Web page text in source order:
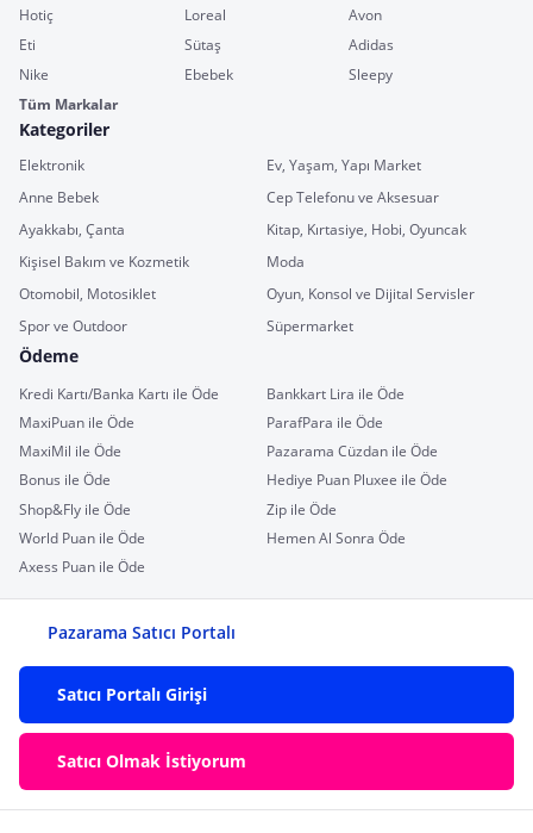
Hotiç
Loreal
Avon
Eti
Sütaş
Adidas
Nike
Ebebek
Sleepy
Tüm Markalar
Kategoriler
Elektronik
Ev, Yaşam, Yapı Market
Anne Bebek
Cep Telefonu ve Aksesuar
Ayakkabı, Çanta
Kitap, Kırtasiye, Hobi, Oyuncak
Kişisel Bakım ve Kozmetik
Moda
Otomobil, Motosiklet
Oyun, Konsol ve Dijital Servisler
Spor ve Outdoor
Süpermarket
Ödeme
Kredi Kartı/Banka Kartı ile Öde
Bankkart Lira ile Öde
MaxiPuan ile Öde
ParafPara ile Öde
MaxiMil ile Öde
Pazarama Cüzdan ile Öde
Bonus ile Öde
Hediye Puan Pluxee ile Öde
Shop&Fly ile Öde
Zip ile Öde
World Puan ile Öde
Hemen Al Sonra Öde
Axess Puan ile Öde
Pazarama Satıcı Portalı
Satıcı Portalı Girişi
Satıcı Olmak İstiyorum